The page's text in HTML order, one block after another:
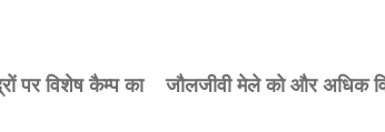
पर विशेष कैम्प का
जौलजीवी मेले को और अधिक